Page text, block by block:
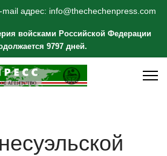
адрес: info@thechechenpress.com
войсками Российской Федерации
9797 дней.